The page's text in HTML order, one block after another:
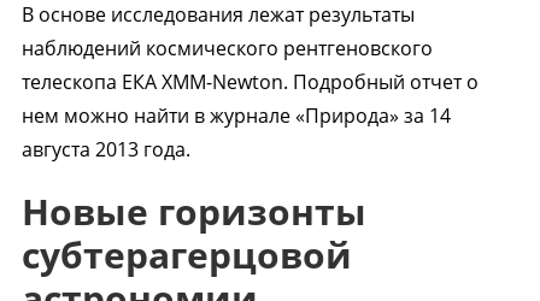
В основе исследования лежат результаты
наблюдений космического рентгеновского
телескопа ЕКА XMM-Newton. Подробный отчет о
нем можно найти в журнале «Природа» за 14
августа 2013 года.
Новые горизонты
субтерагерцовой